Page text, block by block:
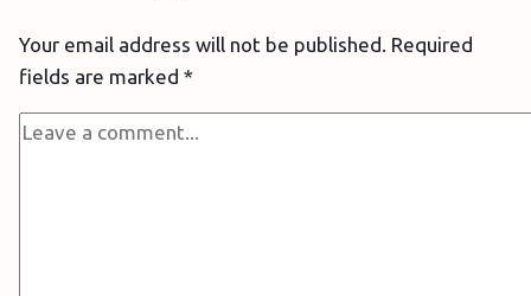
Your email address will not be published. Required
fields are marked *